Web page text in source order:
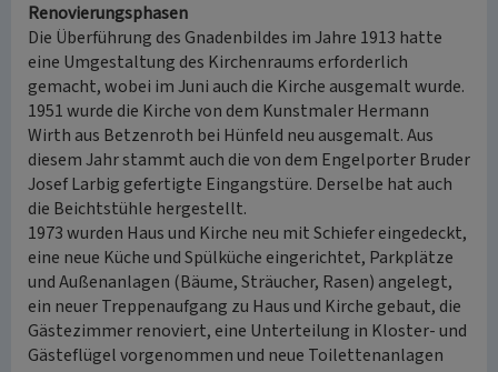
Renovierungsphasen
Die Überführung des Gnadenbildes im Jahre 1913 hatte
eine Umgestaltung des Kirchenraums erforderlich
gemacht, wobei im Juni auch die Kirche ausgemalt wurde.
1951 wurde die Kirche von dem Kunstmaler Hermann
Wirth aus Betzenroth bei Hünfeld neu ausgemalt. Aus
diesem Jahr stammt auch die von dem Engelporter Bruder
Josef Larbig gefertigte Eingangstüre. Derselbe hat auch
die Beichtstühle hergestellt.
1973 wurden Haus und Kirche neu mit Schiefer eingedeckt,
eine neue Küche und Spülküche eingerichtet, Parkplätze
und Außenanlagen (Bäume, Sträucher, Rasen) angelegt,
ein neuer Treppenaufgang zu Haus und Kirche gebaut, die
Gästezimmer renoviert, eine Unterteilung in Kloster- und
Gästeflügel vorgenommen und neue Toilettenanlagen